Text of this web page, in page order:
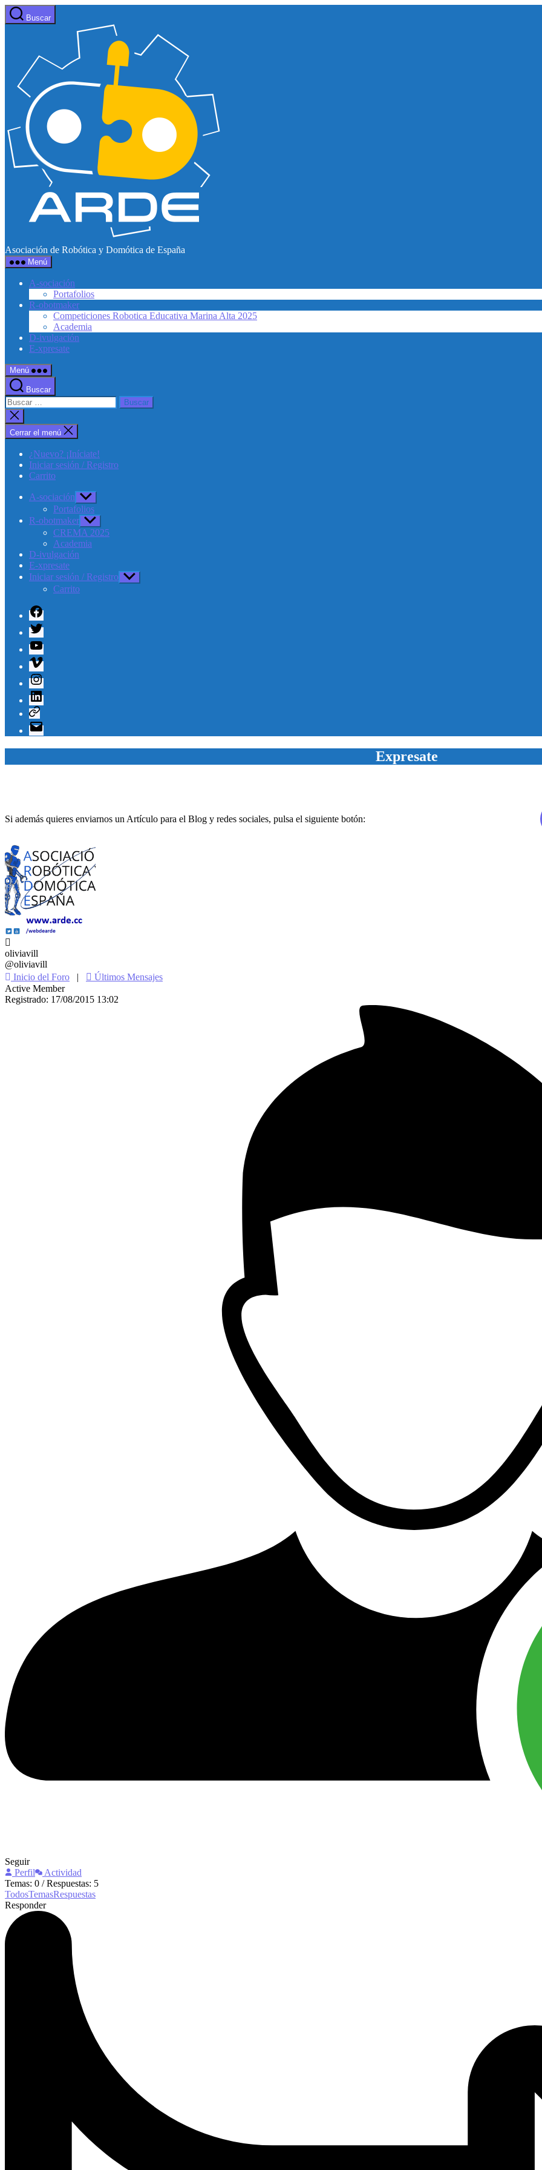
Saltar
al
Buscar
Asociación de Robótica y Domótica de España
Menú
A-sociación
Portafolios
R-obotmaker
Competiciones Robotica Educativa Marina Alta 2025
Academia
D-ivulgación
E-xpresate
Menú
Buscar
Buscar:
Cerrar
la
búsqueda
Cerrar el menú
¿Nuevo? ¡Iníciate!
Iniciar sesión / Registro
Carrito
A-sociación Mostrar
el
submenú
Portafolios
R-obotmaker Mostrar
el
submenú
CREMA 2025
Academia
D-ivulgación
E-xpresate
Iniciar sesión / Registro Mostrar
el
Carrito
Facebook
Twitter
Youtube
Vimeo
Instagram
Linkedin
Telegram
Correo
electrónico
Expresate
Si además quieres enviarnos un Artículo para el Blog y redes sociales, pulsa el siguiente botón:
oliviavill
@oliviavill
Inicio del Foro |
Últimos Mensajes
Active Member
Registrado: 17/08/2015 13:02
Seguir
Perfil
Actividad
Temas: 0 / Respuestas: 5
TodosTemasRespuestas
Responder